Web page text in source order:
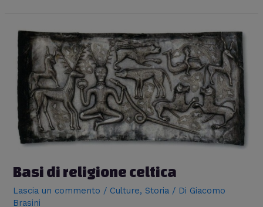
Basi di religione celtica
Lascia un commento / Culture,Storia / Di Giacomo
Brasini